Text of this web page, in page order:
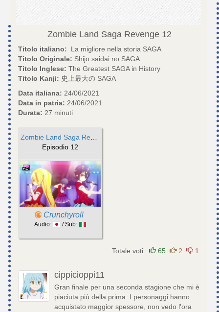
Zombie Land Saga Revenge 12
Titolo italiano:
La migliore nella storia SAGA
Titolo Originale: Shijō saidai no SAGA
Titolo Inglese: The Greatest SAGA in History
Titolo Kanji: 史上最大の SAGA
Data italiana: 24/06/2021
Data in patria: 24/06/2021
Durata: 27 minuti
Episodio 12
Crunchyroll
Audio: / Sub:
Totale voti: 65 2 1
cippicioppi11
Gran finale per una seconda stagione che mi è
piaciuta più della prima. I personaggi hanno
acquistato maggior spessore, non vedo l'ora